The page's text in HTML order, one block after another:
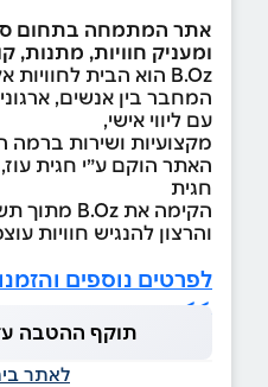
אתר המתמחה בתחום
ומעניק חוויות, מתנות,
B.Oz הוא הבית לחוויות אקסטרים וספורט בישראל
המחבר בין אנשים,
עם ליווי אישי,
מקצועיות ושירות ברמה
האתר הוקם ע״י חגית עוז,
חגית
הקימה את B.Oz מתוך תשוקה אמיתית לעולם האקסטרים
והרצון להנגיש חוויות
לפרטים נוספים
>>
תוקף ההטבה עד -
לאתר